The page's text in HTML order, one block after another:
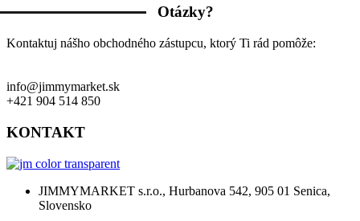
Otázky?
Kontaktuj nášho obchodného zástupcu, ktorý Ti rád pomôže:
info@jimmymarket.sk
+421 904 514 850
KONTAKT
JIMMYMARKET s.r.o., Hurbanova 542, 905 01 Senica,
Slovensko